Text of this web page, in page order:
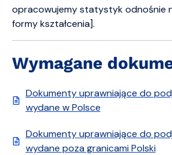
opracowujemy statystyk odnośnie
formy kształcenia].
Wymagane
Dokumenty uprawniające do
wydane w Polsce
Dokumenty uprawniające do
wydane poza granicami Polski